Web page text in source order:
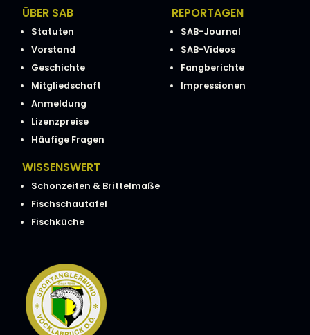
ÜBER SAB
Statuten
Vorstand
Geschichte
Mitgliedschaft
Anmeldung
Lizenzpreise
Häufige Fragen
REPORTAGEN
SAB-Journal
SAB-Videos
Fangberichte
Impressionen
WISSENSWERT
Schonzeiten & Brittelmaße
Fischschautafel
Fischküche